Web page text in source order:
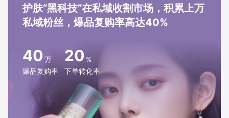
护肤“黑科技”在私域收割市场，积累上万
私域粉丝，爆品复购率高达40%
40 万
爆品复购率
20 %
下单转化率